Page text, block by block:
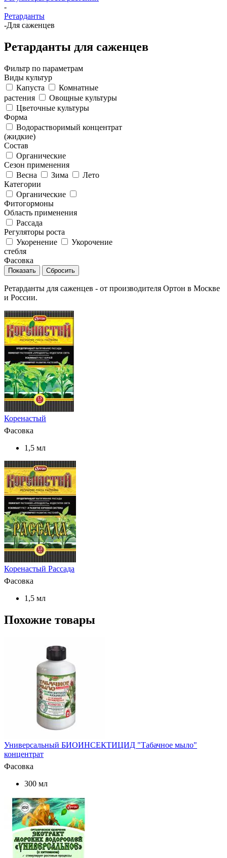
-
Ретарданты
-Для саженцев
Ретарданты для саженцев
Фильтр по параметрам
Виды культур
Капуста
Комнатные
растения
Овощные культуры
Цветочные культуры
Форма
Водорастворимый концентрат
(жидкие)
Состав
Органические
Сезон применения
Весна
Зима
Лето
Категории
Органические
Фитогормоны
Область применения
Рассада
Регуляторы роста
Укоренение
Укорочение
стебля
Фасовка
Сбросить
Ретарданты для саженцев - от производителя Ортон в Москве
и России.
Коренастый
Фасовка
1,5 мл
Коренастый Рассада
Фасовка
1,5 мл
Похожие товары
Универсальный БИОИНСЕКТИЦИД "Табачное мыло"
концентрат
Фасовка
300 мл